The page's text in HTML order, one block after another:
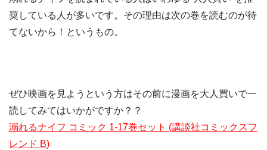
奨している人が多いです。その理由は次の巻を読むのが待
てないから！というもの。
ぜひ映画を見ようという方はその前に漫画を大人買いで一
読してみてはいかがですか？？
溺れるナイフ コミック 1-17巻セット (講談社コミックスフ
レンド B)